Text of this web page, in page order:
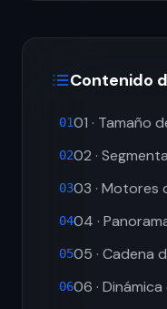
Contenido
0101 · Tamaño
0202 ·
0303 · Motores
0404 ·
0505 · Cadena
0606 ·